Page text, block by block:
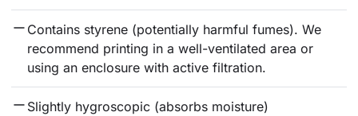
Contains styrene (potentially harmful fumes). We
recommend printing in a well-ventilated area or
using an enclosure with active filtration.
Slightly hygroscopic (absorbs moisture)